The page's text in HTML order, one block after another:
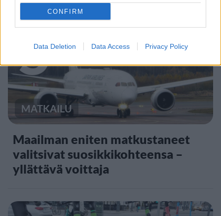
CONFIRM
Data Deletion Data Access Privacy Policy
5
MATKAILU
Maailman eniten matkustaneet
valitsivat suosikkikohteensa –
yllättävä voittaja